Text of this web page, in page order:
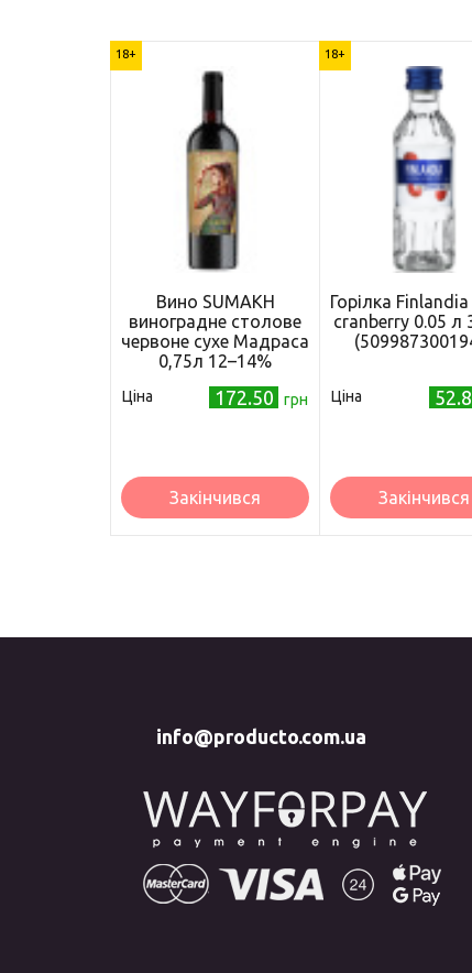
18+
Вино SUMAKH
виноградне столове
червоне сухе Мадраса
0,75л 12–14%
Ціна 172.50 грн
Закінчився
18+
Горілка
cranberry 0.05 л
Ціна
Закінчився
info@producto.com.ua